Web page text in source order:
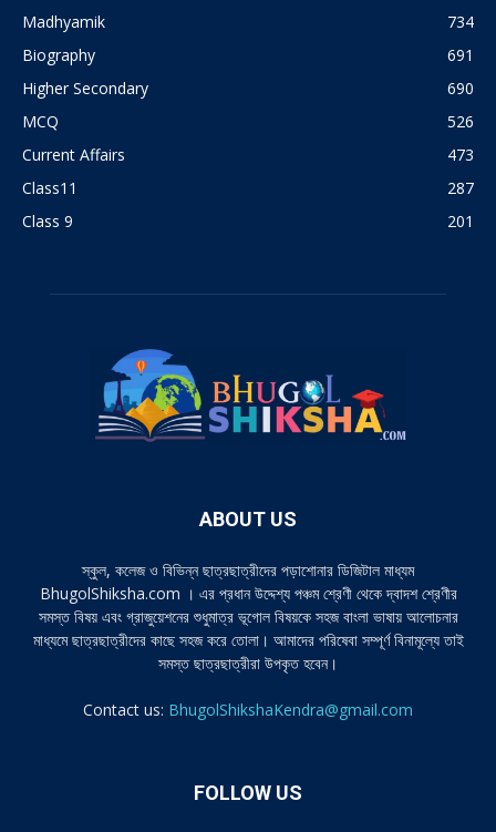
Madhyamik
734
Biography
691
Higher Secondary
690
MCQ
526
Current Affairs
473
Class11
287
Class 9
201
ABOUT US
স্কুল, কলেজ ও বিভিন্ন ছাত্রছাত্রীদের পড়াশোনার ডিজিটাল মাধ্যম
BhugolShiksha.com । এর প্রধান উদ্দেশ্য পঞ্চম শ্রেণী থেকে দ্বাদশ শ্রেণীর
সমস্ত বিষয় এবং গ্রাজুয়েশনের শুধুমাত্র ভূগোল বিষয়কে সহজ বাংলা ভাষায় আলোচনার
মাধ্যমে ছাত্রছাত্রীদের কাছে সহজ করে তোলা। আমাদের পরিষেবা সম্পূর্ণ বিনামূল্যে তাই
সমস্ত ছাত্রছাত্রীরা উপকৃত হবেন।
Contact us: BhugolShikshaKendra@gmail.com
FOLLOW US